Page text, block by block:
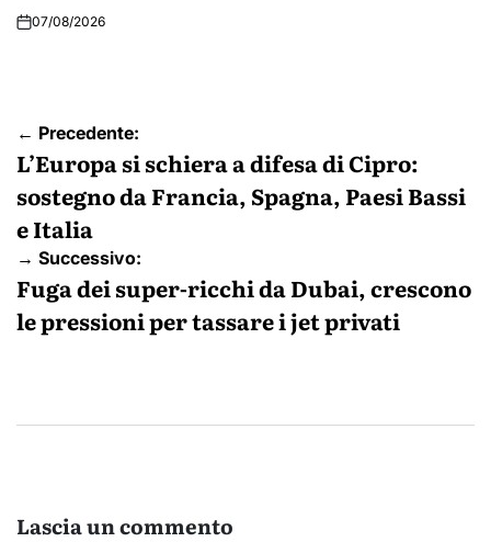
07/08/2026
Navigazione
articoli
← Precedente:
L’Europa si schiera a difesa di Cipro:
sostegno da Francia, Spagna, Paesi Bassi
e Italia
→ Successivo:
Fuga dei super-ricchi da Dubai, crescono
le pressioni per tassare i jet privati
Lascia un commento